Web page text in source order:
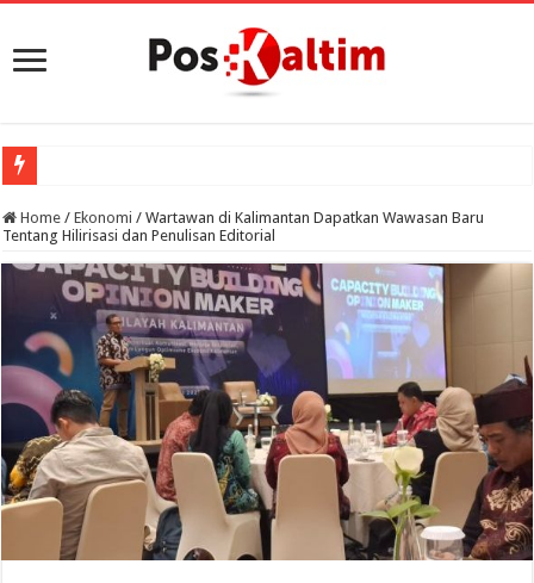
Home / Ekonomi / Wartawan di Kalimantan Dapatkan Wawasan Baru
Tentang Hilirisasi dan Penulisan Editorial